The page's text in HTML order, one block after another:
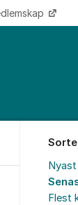
Nyast
Flest